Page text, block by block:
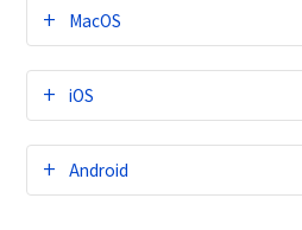
MacOS
iOS
Android